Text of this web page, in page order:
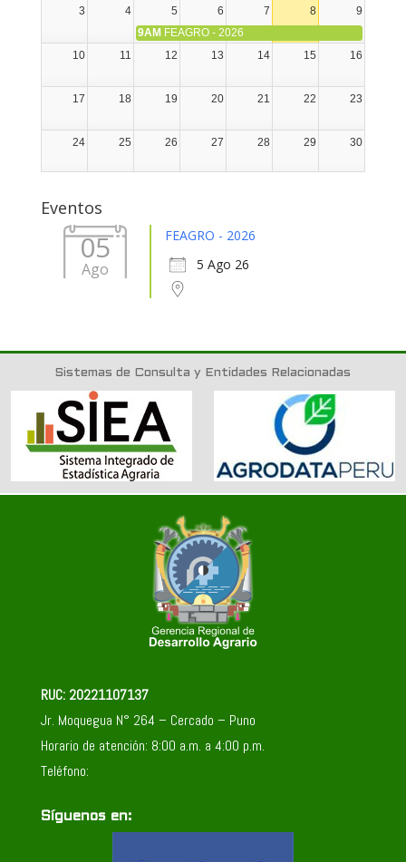
3
4 5 6 7 8
9
9AM FEAGRO - 2026
10
11 12 13 14 15 16
17 18 19 20 21 22 23
24 25 26 27 28 29 30
Eventos
05
Ago
FEAGRO - 2026
5 Ago 26
Sistemas de Consulta y Entidades Relacionadas
RUC: 20221107137
Jr. Moquegua N° 264 – Cercado – Puno
Horario de atención: 8:00 a.m. a 4:00 p.m.
Teléfono:
Síguenos en: